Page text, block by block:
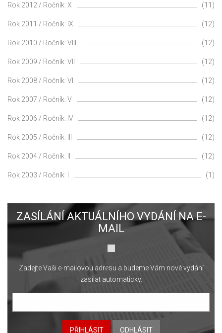
Rok 2012 / Ročník: X (11)
Rok 2011 / Ročník: IX (12)
Rok 2010 / Ročník: VIII (12)
Rok 2009 / Ročník: VII (12)
Rok 2008 / Ročník: VI (12)
Rok 2007 / Ročník: V (12)
Rok 2006 / Ročník: IV (12)
Rok 2005 / Ročník: III (12)
Rok 2004 / Ročník: II (12)
Rok 2003 / Ročník: I (1)
ZASÍLÁNÍ AKTUÁLNÍHO VYDÁNÍ NA E-
MAIL
Zadejte Vaši e-mailovou adresu a budeme Vám nové vydání
zasílat automaticky.
PŘIHLÁSIT ODHLÁSIT